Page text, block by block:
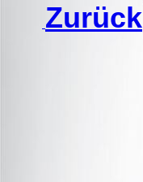
Zurück